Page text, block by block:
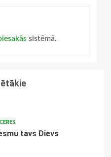
sistēmā.
tavs Dievs